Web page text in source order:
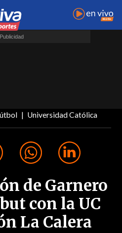
Universidad Católica
de Garnero
con la UC
La Calera